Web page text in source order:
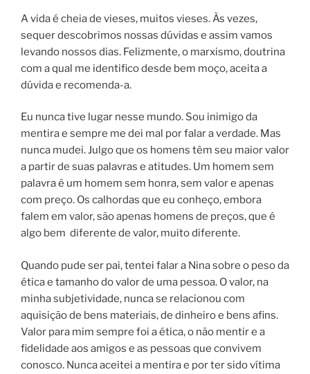
A vida é cheia de vieses, muitos vieses. Às vezes,
sequer descobrimos nossas dúvidas e assim vamos
levando nossos dias. Felizmente, o marxismo, doutrina
com a qual me identifico desde bem moço, aceita a
dúvida e recomenda-a.
Eu nunca tive lugar nesse mundo. Sou inimigo da
mentira e sempre me dei mal por falar a verdade. Mas
nunca mudei. Julgo que os homens têm seu maior valor
a partir de suas palavras e atitudes. Um homem sem
palavra é um homem sem honra, sem valor e apenas
com preço. Os calhordas que eu conheço, embora
falem em valor, são apenas homens de preços, que é
algo bem diferente de valor, muito diferente.
Quando pude ser pai, tentei falar a Nina sobre o peso da
ética e tamanho do valor de uma pessoa. O valor, na
minha subjetividade, nunca se relacionou com
aquisição de bens materiais, de dinheiro e bens afins.
Valor para mim sempre foi a ética, o não mentir e a
fidelidade aos amigos e as pessoas que convivem
conosco. Nunca aceitei a mentira e por ter sido vítima